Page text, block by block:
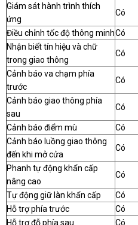
Giám sát hành trình thích
ứng
Có
Điều chỉnh tốc độ thông minhCó
Nhận biết tín hiệu và chữ
trong giao thông
Có
Cảnh báo va chạm phía
trước
Có
Cảnh báo giao thông phía
sau
Có
Cảnh báo điểm mù Có
Cảnh báo luồng giao thông
đến khi mở cửa
Có
Phanh tự động khẩn cấp
nâng cao
Có
Tự động giữ làn khẩn cấp Có
Hỗ trợ phía trước
Có
Hỗ trợ đỗ phía sau
Có